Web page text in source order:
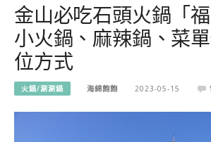
金山必吃石頭火鍋「福
小火鍋、麻辣鍋、菜
位方式
火鍋/涮涮鍋 海綿飽飽 2023-05-15 1